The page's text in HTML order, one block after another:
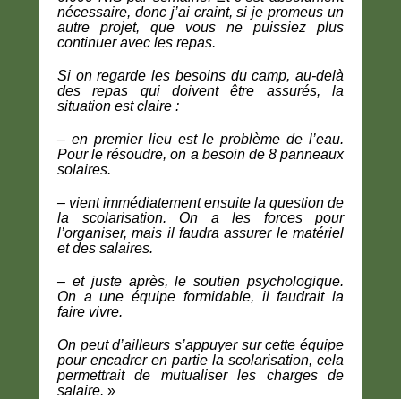
nécessaire, donc j’ai craint, si je promeus un
autre projet, que vous ne puissiez plus
continuer avec les repas.
Si on regarde les besoins du camp, au-delà
des repas qui doivent être assurés, la
situation est claire :
– en premier lieu est le problème de l’eau.
Pour le résoudre, on a besoin de 8 panneaux
solaires.
– vient immédiatement ensuite la question de
la scolarisation. On a les forces pour
l’organiser, mais il faudra assurer le matériel
et des salaires.
– et juste après, le soutien psychologique.
On a une équipe formidable, il faudrait la
faire vivre.
On peut d’ailleurs s’appuyer sur cette équipe
pour encadrer en partie la scolarisation, cela
permettrait de mutualiser les charges de
salaire. »